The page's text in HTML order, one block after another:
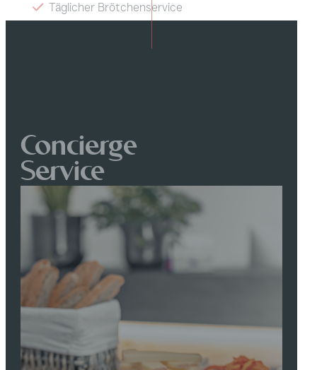
Täglicher Brötchenservice
Kostenloses WLAN
Concierge
Service